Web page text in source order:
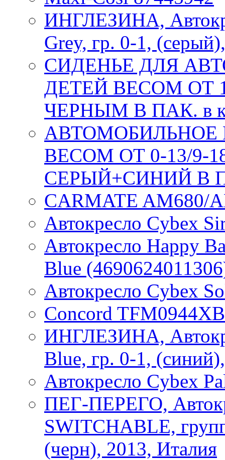
ИНГЛЕЗИНА,
Grey, гр. 0-1,
СИДЕНЬЕ ДЛЯ
ДЕТЕЙ ВЕСОМ ОТ
ЧЕРНЫМ В ПАК. в
АВТОМОБИЛЬНОЕ
ВЕСОМ ОТ 0-13/9-
СЕРЫЙ+СИНИЙ В
CARMATE AM680/
Автокресло Cybex
Автокресло Happy
Blue
Автокресло Cybex
Concord TFM0944XB
ИНГЛЕЗИНА,
Blue, гр. 0-1,
Автокресло Cybex
ПЕГ-ПЕРЕГО,
SWITCHABLE,
(черн), 2013, Италия